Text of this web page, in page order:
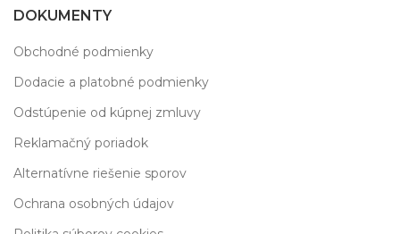
DOKUMENTY
Obchodné podmienky
Dodacie a platobné podmienky
Odstúpenie od kúpnej zmluvy
Reklamačný poriadok
Alternatívne riešenie sporov
Ochrana osobných údajov